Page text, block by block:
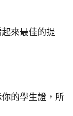
來最佳的提
的學生證，所